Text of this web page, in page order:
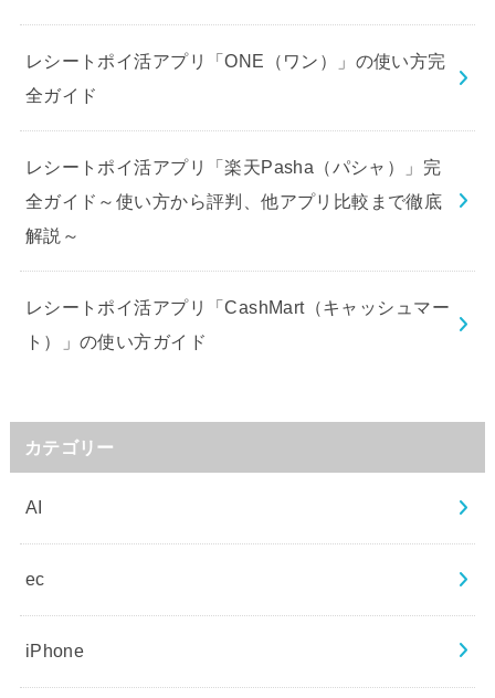
レシートポイ活アプリ「ONE（ワン）」の使い方完
全ガイド
レシートポイ活アプリ「楽天Pasha（パシャ）」完
全ガイド～使い方から評判、他アプリ比較まで徹底
解説～
レシートポイ活アプリ「CashMart（キャッシュマー
ト）」の使い方ガイド
カテゴリー
AI
ec
iPhone